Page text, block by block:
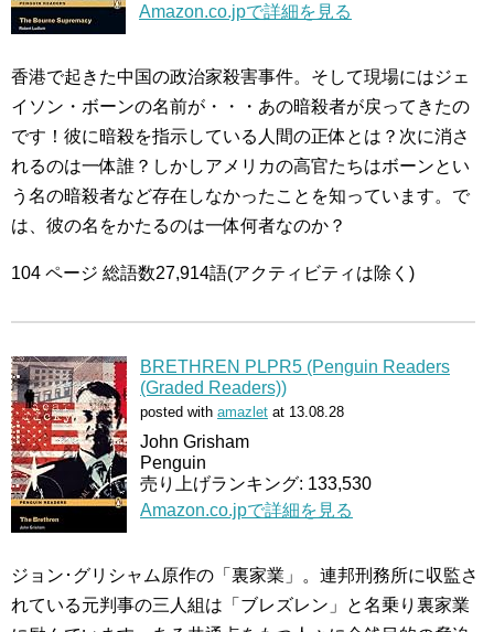
Amazon.co.jpで詳細を見る
香港で起きた中国の政治家殺害事件。そして現場にはジェ
イソン・ボーンの名前が・・・あの暗殺者が戻ってきたの
です！彼に暗殺を指示している人間の正体とは？次に消さ
れるのは一体誰？しかしアメリカの高官たちはボーンとい
う名の暗殺者など存在しなかったことを知っています。で
は、彼の名をかたるのは一体何者なのか？
104 ページ 総語数27,914語(アクティビティは除く)
BRETHREN PLPR5 (Penguin Readers
(Graded Readers))
posted with amazlet at 13.08.28
John Grisham
Penguin
売り上げランキング: 133,530
Amazon.co.jpで詳細を見る
ジョン･グリシャム原作の「裏家業」。連邦刑務所に収監さ
れている元判事の三人組は「ブレズレン」と名乗り裏家業